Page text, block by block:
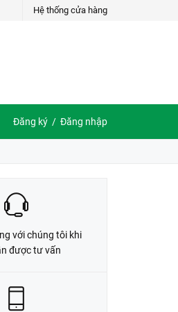
Hệ thống cửa hàng
Đăng ký / Đăng nhập
ĐẶT HÀNG
với chúng tôi khi
được tư vấn